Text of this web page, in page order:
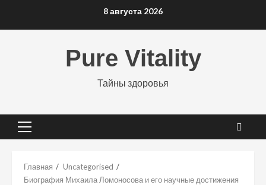
8 августа 2026
Pure Vitality
Тайны здоровья
Основное
Главная
Uncategorised
Биография Михаила Ломоносова и его научные достижения